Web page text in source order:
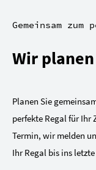
Gemeinsam
Wir
Planen Sie
perfekte Regal für Ihr
Termin, wir melden
Ihr Regal bis ins